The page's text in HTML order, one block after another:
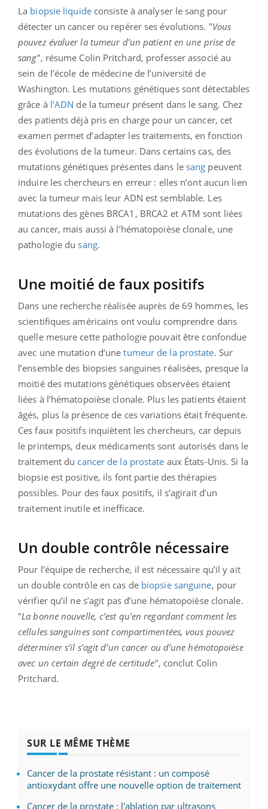
La biopsie liquideconsiste à analyser le sang pour
détecter un cancer ou repérer ses évolutions. "Vous
pouvez évaluer la tumeur d’un patient en une prise de
sang", résume Colin Pritchard, professer associé au
sein de l’école de médecine de l’université de
Washington. Les mutations génétiques sont détectables
grâce à l’ADN de la tumeur présent dans le sang. Chez
des patients déjà pris en charge pour un cancer, cet
examen permet d’adapter les traitements, en fonction
des évolutions de la tumeur. Dans certains cas, des
mutations génétiques présentes dans le sang peuvent
induire les chercheurs en erreur : elles n’ont aucun lien
avec la tumeur mais leur ADN est semblable. Les
mutations des gènes BRCA1, BRCA2 et ATM sont liées
au cancer, mais aussi à l’hématopoïèse clonale, une
pathologie dusang.
Une moitié de faux positifs
Dans une recherche réalisée auprès de 69 hommes, les
scientifiques américains ont voulu comprendre dans
quelle mesure cette pathologie pouvait être confondue
avec une mutation d’unetumeur de la prostate. Sur
l’ensemble des biopsies sanguines réalisées, presque la
moitié des mutations génétiques observées étaient
liées à l’hématopoïèse clonale. Plus les patients étaient
âgés, plus la présence de ces variations était fréquente.
Ces faux positifs inquiètent les chercheurs, car depuis
le printemps, deux médicaments sont autorisés dans le
traitement du cancer de la prostate aux États-Unis. Si la
biopsie est positive, ils font partie des thérapies
possibles. Pour des faux positifs, il s’agirait d’un
traitement inutile et inefficace.
Un double contrôle nécessaire
Pour l’équipe de recherche, il est nécessaire qu’il y ait
un double contrôle en cas de biopsie sanguine, pour
vérifier qu’il ne s’agit pas d’une hématopoïèse clonale.
"La bonne nouvelle, c’est qu’en regardant comment les
cellules sanguines sont compartimentées, vous pouvez
déterminer s’il s’agit d’un cancer ou d’une hémotopoïèse
avec un certain degré de certitude", conclut Colin
Pritchard.
SUR LE MÊME THÈME
Cancer de la prostate résistant : un composé
antioxydant offre une nouvelle option de traitement
Cancer de la prostate : l'ablation par ultrasons